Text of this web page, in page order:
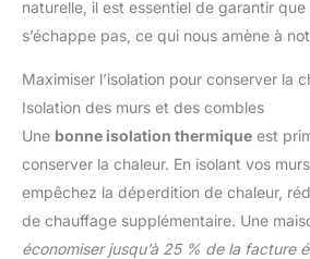
naturelle, il est essentiel de garantir que
s’échappe pas, ce qui nous amène à
Maximiser l’isolation pour conserver la
Isolation des murs et des combles
Une bonne isolation thermique est
conserver la chaleur. En isolant vos
empêchez la déperdition de chaleur,
de chauffage supplémentaire. Une
économiser jusqu’à 25 % de la facture